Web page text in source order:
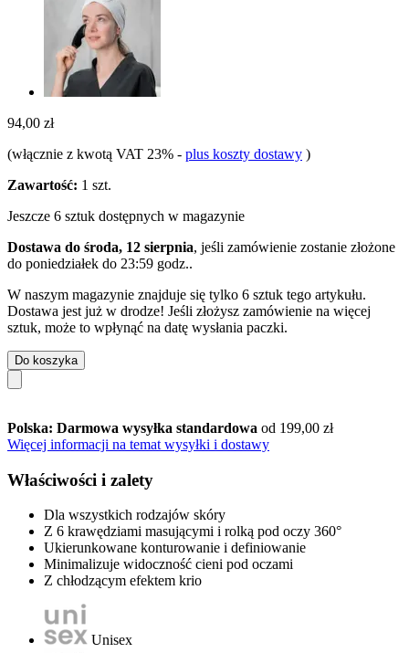
94,00 zł
(włącznie z kwotą VAT 23% - plus koszty dostawy )
Zawartość: 1 szt.
Jeszcze 6 sztuk dostępnych w magazynie
Dostawa do środa, 12 sierpnia, jeśli zamówienie zostanie złożone
do poniedziałek do 23:59 godz..
W naszym magazynie znajduje się tylko 6 sztuk tego artykułu.
Dostawa jest już w drodze! Jeśli złożysz zamówienie na więcej
sztuk, może to wpłynąć na datę wysłania paczki.
Do koszyka
Polska: Darmowa wysyłka standardowa od 199,00 zł
Więcej informacji na temat wysyłki i dostawy
Właściwości i zalety
Dla wszystkich rodzajów skóry
Z 6 krawędziami masującymi i rolką pod oczy 360°
Ukierunkowane konturowanie i definiowanie
Minimalizuje widoczność cieni pod oczami
Z chłodzącym efektem krio
Unisex